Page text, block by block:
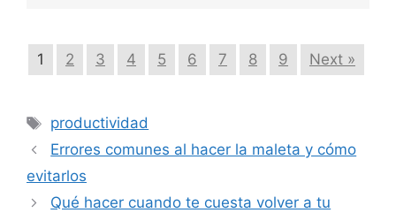
1 2 3 4 5 6 7 8 9 Next »
Etiquetas
productividad
Errores comunes al hacer la maleta y cómo
evitarlos
Qué hacer cuando te cuesta volver a tu